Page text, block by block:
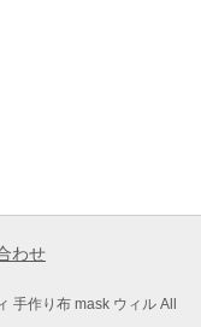
わせ
手作り布 mask ウィル All